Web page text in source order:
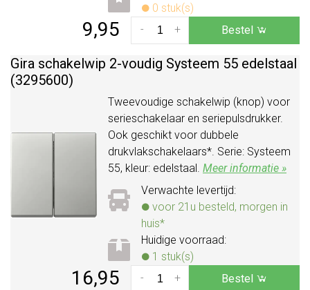
0 stuk(s)
9,95 +
- Bestel
Gira schakelwip 2-voudig Systeem 55 edelstaal
(3295600)
Tweevoudige schakelwip (knop) voor
serieschakelaar en seriepulsdrukker.
Ook geschikt voor dubbele
drukvlakschakelaars*. Serie: Systeem
55, kleur: edelstaal. Meer informatie »
Verwachte levertijd:
voor 21u besteld, morgen in
huis*
Huidige voorraad:
1 stuk(s)
16,95 +
- Bestel